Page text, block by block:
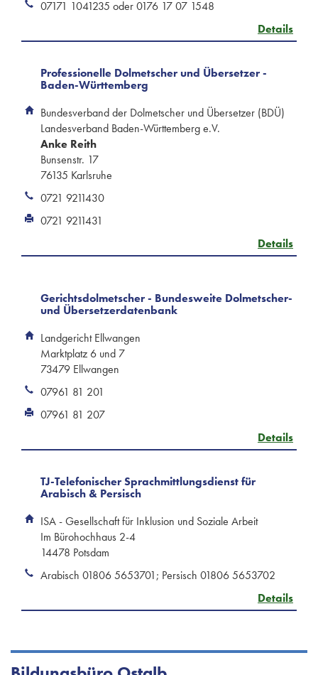
07171 1041235 oder 0176 17 07 1548
Details
Professionelle Dolmetscher und Übersetzer -
Baden-Württemberg
Bundesverband der Dolmetscher und Übersetzer (BDÜ)
Landesverband Baden-Württemberg e.V.
Anke Reith
Bunsenstr. 17
76135 Karlsruhe
0721 9211430
0721 9211431
Details
Gerichtsdolmetscher - Bundesweite Dolmetscher-
und Übersetzerdatenbank
Landgericht Ellwangen
Marktplatz 6 und 7
73479 Ellwangen
07961 81 201
07961 81 207
Details
TJ-Telefonischer Sprachmittlungsdienst für
Arabisch & Persisch
ISA - Gesellschaft für Inklusion und Soziale Arbeit
Im Bürohochhaus 2-4
14478 Potsdam
Arabisch 01806 5653701; Persisch 01806 5653702
Details